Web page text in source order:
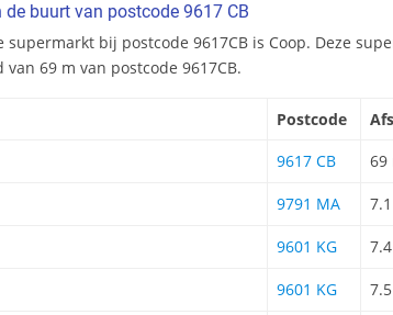
buurt van postcode 9617 CB
bij postcode 9617CB is Coop. Deze
69 m van postcode 9617CB.
Postcode
9617 CB 69
9791 MA
9601 KG
9601 KG